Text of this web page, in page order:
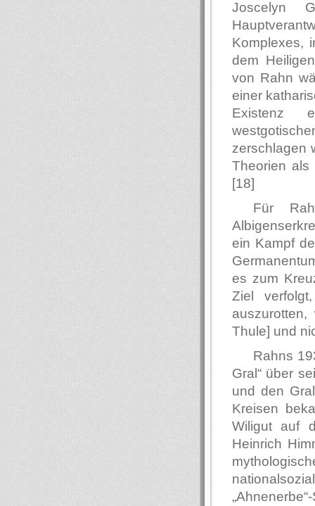
Joscelyn
Komplexes,
dem
von Rahn
einer
Existenz
zerschlagen
Theorien als
[18]
Für
ein Kampf
es zum
Ziel
Thule] und
Rahns
Gral“ über
und den
Kreisen
Wiligut auf
Heinrich